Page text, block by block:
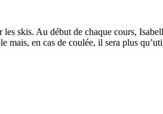
skis. Au début de chaque cours,
mais, en cas de coulée, il sera plus